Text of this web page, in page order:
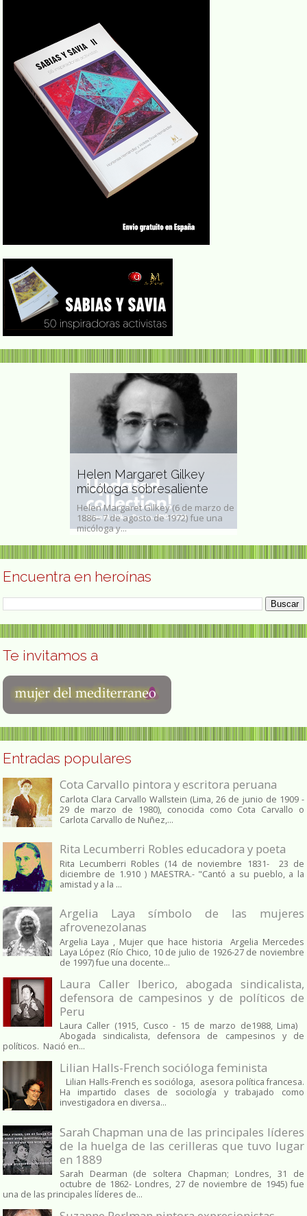
Helen Margaret Gilkey
micóloga sobresaliente
Helen Margaret Gilkey (6 de marzo de
1886– 7 de agosto de 1972) fue una
micóloga y...
Encuentra en heroínas
Te invitamos a
Entradas populares
Cota Carvallo pintora y escritora peruana
Carlota Clara Carvallo Wallstein (Lima, 26 de junio de 1909 -
29 de marzo de 1980), conocida como Cota Carvallo o
Carlota Carvallo de Nuñez,...
Rita Lecumberri Robles educadora y poeta
Rita Lecumberri Robles (14 de noviembre 1831- 23 de
diciembre de 1.910 ) MAESTRA.- "Cantó a su pueblo, a la
amistad y a la ...
Argelia Laya símbolo de las mujeres
afrovenezolanas
Argelia Laya , Mujer que hace historia Argelia Mercedes
Laya López (Río Chico, 10 de julio de 1926-27 de noviembre
de 1997) fue una docente...
Laura Caller Iberico, abogada sindicalista,
defensora de campesinos y de políticos de
Peru
Laura Caller (1915, Cusco - 15 de marzo de1988, Lima)
Abogada sindicalista, defensora de campesinos y de
políticos. Nació en...
Lilian Halls-French socióloga feminista
Lilian Halls-French es socióloga, asesora política francesa.
Ha impartido clases de sociología y trabajado como
investigadora en diversa...
Sarah Chapman una de las principales líderes
de la huelga de las cerilleras que tuvo lugar
en 1889
Sarah Dearman (de soltera Chapman; Londres, 31 de
octubre de 1862​- Londres, 27 de noviembre de 1945)​ fue
una de las principales líderes de...